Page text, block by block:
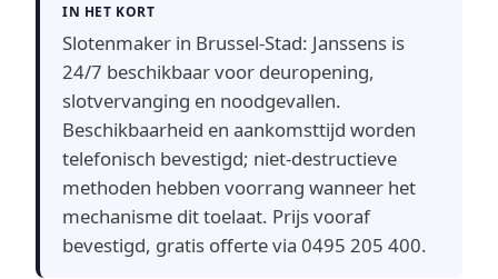
IN HET KORT
Slotenmaker in Brussel-Stad: Janssens is
24/7 beschikbaar voor deuropening,
slotvervanging en noodgevallen.
Beschikbaarheid en aankomsttijd worden
telefonisch bevestigd; niet-destructieve
methoden hebben voorrang wanneer het
mechanisme dit toelaat. Prijs vooraf
bevestigd, gratis offerte via 0495 205 400.